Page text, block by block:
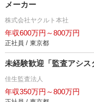
メーカー
株式会社ヤクルト本社
年収600万円～800万円
正社員 / 東京都
未経験歓迎「監査アシス
佳生監査法人
年収350万円～800万円